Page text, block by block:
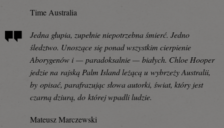
Time Australia
Jedna głupia, zupełnie niepotrzebna śmierć. Jedno
śledztwo. Unoszące się ponad wszystkim cierpienie
Aborygenów i — paradoksalnie — białych. Chloe Hooper
jedzie na rajską Palm Island leżącą u wybrzeży Australii,
by opisać, parafrazując słowa autorki, świat, który jest
czarną dziurą, do której wpadli ludzie.
Mateusz Marczewski